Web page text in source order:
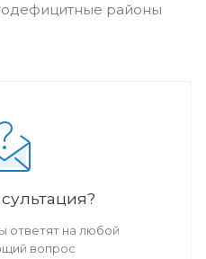
районы
ответят на любой
вопрос